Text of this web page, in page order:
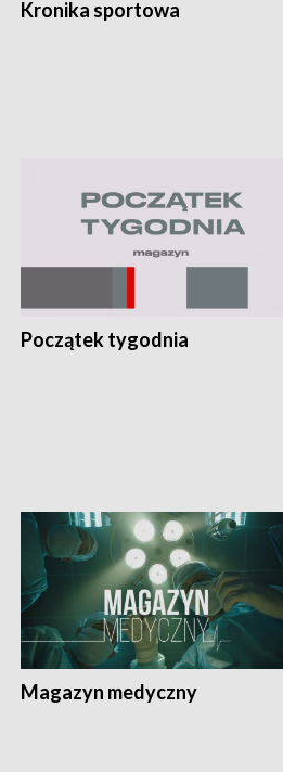
Kronika sportowa
Początek tygodnia
Magazyn medyczny